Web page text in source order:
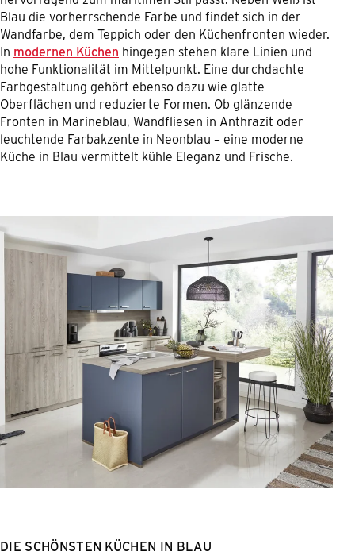
Blau die vorherrschende Farbe und findet sich in der
Wandfarbe, dem Teppich oder den Küchenfronten wieder.
In modernen Küchen hingegen stehen klare Linien und
hohe Funktionalität im Mittelpunkt. Eine durchdachte
Farbgestaltung gehört ebenso dazu wie glatte
Oberflächen und reduzierte Formen. Ob glänzende
Fronten in Marineblau, Wandfliesen in Anthrazit oder
leuchtende Farbakzente in Neonblau – eine moderne
Küche in Blau vermittelt kühle Eleganz und Frische.
DIE SCHÖNSTEN KÜCHEN IN BLAU